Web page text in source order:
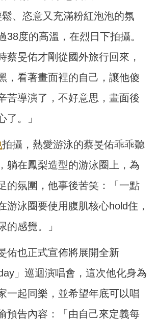
、恣意又充滿粉紅泡泡的氛
38度的高溫，在烈日下拍攝。
蔡旻佑才剛從國外旅行回來，
，看著畫面裡的自己，讓他傻
苦導演了，不好意思，畫面後
了。」
拍攝，熱愛游泳的蔡旻佑乖乖聽
躺在鳳梨造型的游泳圈上，為
的氛圍，他事後苦笑：「一點
游泳圈要使用腹肌核心hold住，
的感覺。」
佑也正式宣佈將展開全新
day」巡迴演唱會，這次他化身為
一起同樂，並希望年底可以唱
預告內容：「由自己來定義每